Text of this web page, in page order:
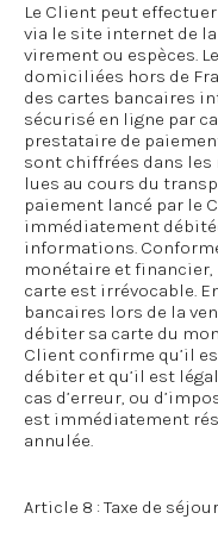
Le Client peut
via le site internet de
virement ou espèces.
domiciliées hors de
des cartes bancaires
sécurisé en ligne par
prestataire de
sont chiffrées dans les
lues au cours du
paiement lancé par le
immédiatement
informations.
monétaire et financier,
carte est irrévocable.
bancaires lors de la
débiter sa carte du
Client confirme qu’il
débiter et qu’il est
cas d’erreur, ou
est immédiatement
annulée.
Article 8 : Taxe de séjour